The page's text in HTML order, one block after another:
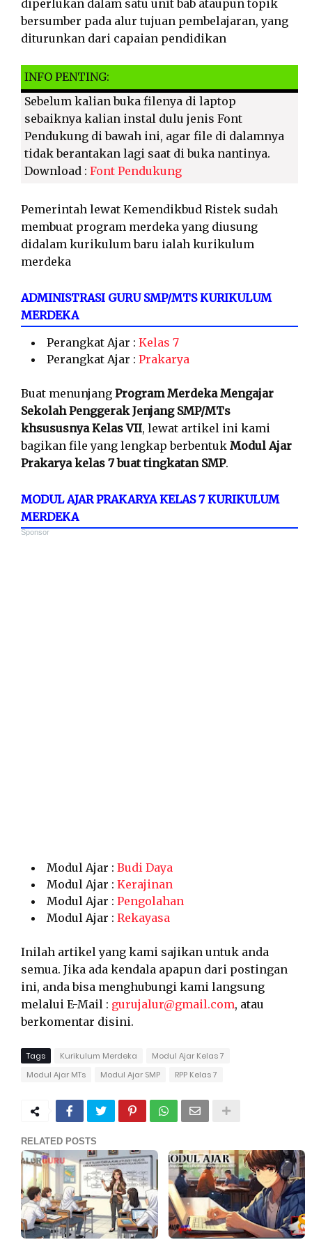
diperlukan dalam satu unit bab ataupun topik
bersumber pada alur tujuan pembelajaran, yang
diturunkan dari capaian pendidikan
INFO PENTING:
Sebelum kalian buka filenya di laptop
sebaiknya kalian instal dulu jenis Font
Pendukung di bawah ini, agar file di dalamnya
tidak berantakan lagi saat di buka nantinya.
Download : Font Pendukung
Pemerintah lewat Kemendikbud Ristek sudah
membuat program merdeka yang diusung
didalam kurikulum baru ialah kurikulum
merdeka
ADMINISTRASI GURU SMP/MTS KURIKULUM
MERDEKA
Perangkat Ajar : Kelas 7
Perangkat Ajar : Prakarya
Buat menunjang Program Merdeka Mengajar
Sekolah Penggerak Jenjang SMP/MTs
khsususnya Kelas VII, lewat artikel ini kami
bagikan file yang lengkap berbentuk Modul Ajar
Prakarya kelas 7 buat tingkatan SMP.
MODUL AJAR PRAKARYA KELAS 7 KURIKULUM
MERDEKA
Sponsor
Modul Ajar : Budi Daya
Modul Ajar : Kerajinan
Modul Ajar : Pengolahan
Modul Ajar : Rekayasa
Inilah artikel yang kami sajikan untuk anda
semua. Jika ada kendala apapun dari postingan
ini, anda bisa menghubungi kami langsung
melalui E-Mail : gurujalur@gmail.com, atau
berkomentar disini.
Tags Kurikulum Merdeka
Modul Ajar Kelas 7
Modul Ajar MTs
Modul Ajar SMP RPP Kelas 7
RELATED POSTS